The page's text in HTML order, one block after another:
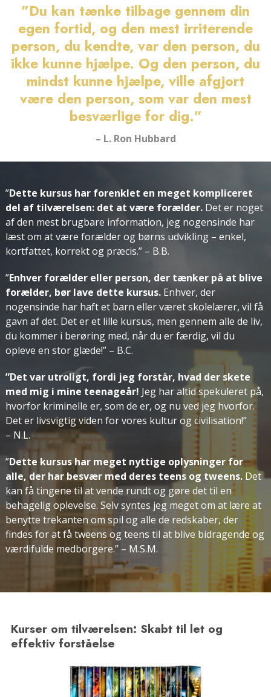
”Du kan tænke tilbage gennem din
egen fortid, og den mest irriterende
person, du kendte, var den person, du
ikke kunne hjælpe. Og den person, du
mindst kunne hjælpe, ville afgjort
være den person, som var den mest
besværlige for dig.”
– L. Ron Hubbard
”Dette kursus har forenklet en meget kompliceret
del af tilværelsen: det at være forælder. Det er noget
af den mest brugbare information, jeg nogensinde har
læst om at være forælder og børns udvikling – enkel,
kortfattet, korrekt og præcis.” – B.B.
”Enhver forælder eller person, der tænker på at blive
forælder, bør lave dette kursus. Enhver, der
nogensinde har haft et barn eller været skolelærer, vil få
gavn af det. Det er et lille kursus, men gennem alle de liv,
du kommer i berøring med, når du er færdig, vil du
opleve en stor glæde!” – B.C.
”Det var utroligt, fordi jeg forstår, hvad der skete
med mig i mine teenageår! Jeg har altid spekuleret på,
hvorfor kriminelle er, som de er, og nu ved jeg hvorfor.
Det er livsvigtig viden for vores kultur og civilisation!”
– N.L.
”Dette kursus har meget nyttige oplysninger for
alle, der har besvær med deres teens og tweens.Det
kan få tingene til at vende rundt og gøre det til en
behagelig oplevelse. Selv syntes jeg meget om at lære at
benytte trekanten om spil og alle de redskaber, der
findes for at få tweens og teens til at blive bidragende og
værdifulde medborgere.” – M.S.M.
Kurser om tilværelsen: Skabt til let og
effektiv forståelse